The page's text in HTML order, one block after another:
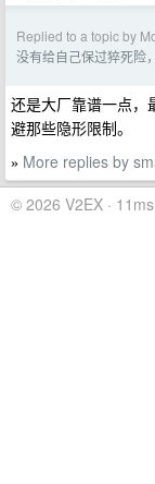
Replied to a topic by
没有给自己保过猝死险
还是大厂靠谱一点，
避那些隐形限制。
» More replies by
© 2026 V2EX ·